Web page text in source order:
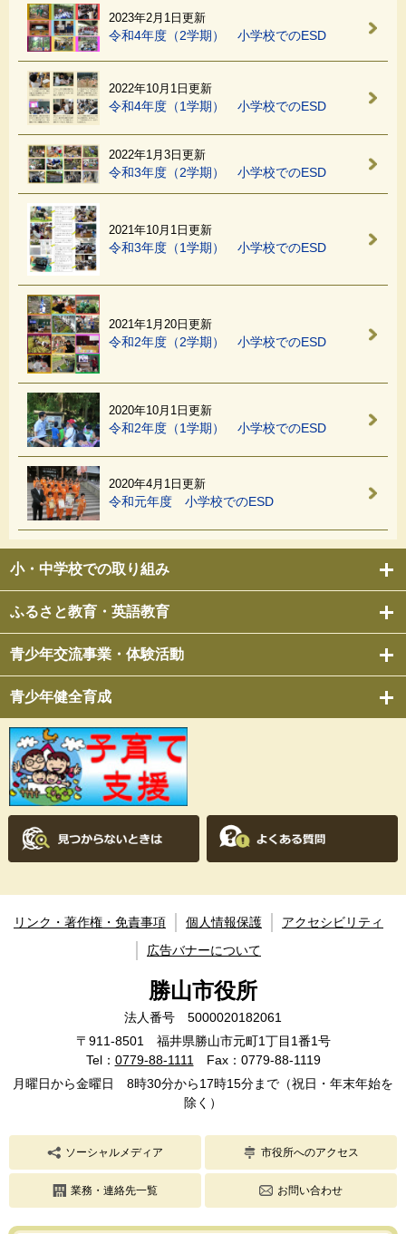
小・中学校での取り組み
ふるさと教育・英語教育
青少年交流事業・体験活動
青少年健全育成
令和4年度（2学期） 小学校でのESD
2023年2月1日更新
令和4年度（1学期） 小学校でのESD
2022年10月1日更新
令和3年度（2学期） 小学校でのESD
2022年1月3日更新
令和3年度（1学期） 小学校でのESD
2021年10月1日更新
令和2年度（2学期） 小学校でのESD
2021年1月20日更新
令和2年度（1学期） 小学校でのESD
2020年10月1日更新
令和元年度 小学校でのESD
2020年4月1日更新
リンク・著作権・免責事項 個人情報保護
アクセシビリティ
広告バナーについて
勝山市役所
法人番号 5000020182061
〒911-8501 福井県勝山市元町1丁目1番1号
Tel： 0779-88-1111Fax：0779-88-1119
月曜日から金曜日 8時30分から17時15分まで（祝日・年末年始を
除く）
ソーシャルメディア 市役所へのアクセス
業務・連絡先一覧 お問い合わせ